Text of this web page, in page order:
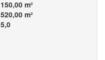
150,00 m²
520,00 m²
5,0